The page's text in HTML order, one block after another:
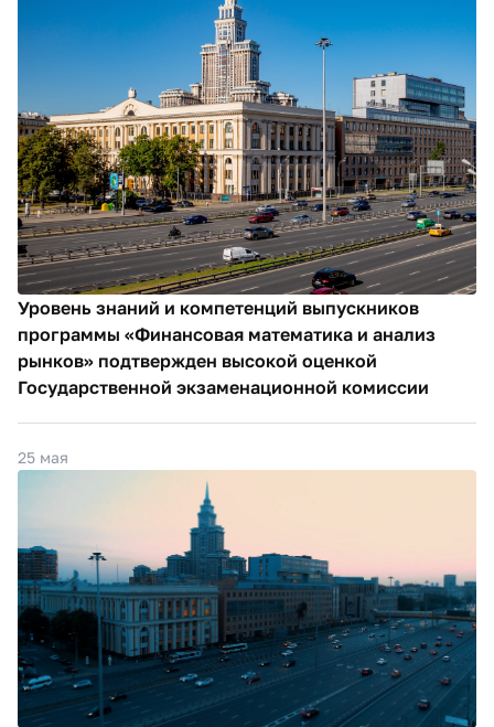
Уровень знаний и компетенций выпускников
программы «Финансовая математика и анализ
рынков» подтвержден высокой оценкой
Государственной экзаменационной комиссии
25 мая